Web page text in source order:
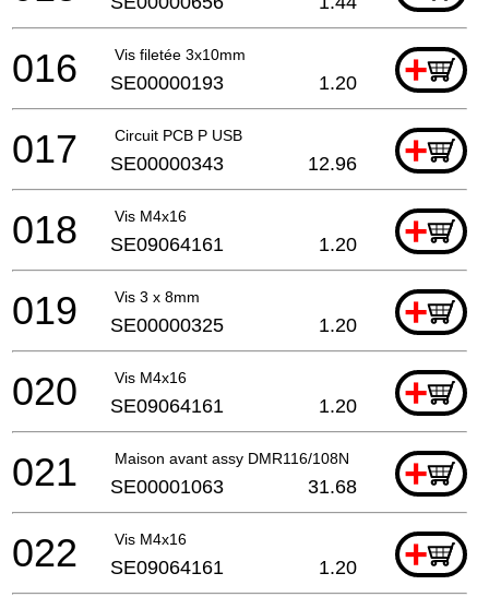
Vis filetée 3x10mm +
016 SE00000193 1.20
Circuit PCB P USB +
017 SE00000343 12.96
Vis M4x16 +
018 SE09064161 1.20
Vis 3 x 8mm +
019 SE00000325 1.20
Vis M4x16 +
020 SE09064161 1.20
Maison avant assy DMR116/108N +
021 SE00001063 31.68
Vis M4x16 +
022 SE09064161 1.20